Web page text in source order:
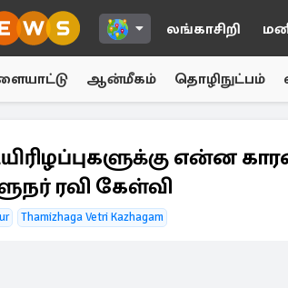
லங்காசிறி
ஆன்மீகம் தொழிநுட்பம்
என்ன
ரவி கேள்வி
Thamizhaga Vetri Kazhagam